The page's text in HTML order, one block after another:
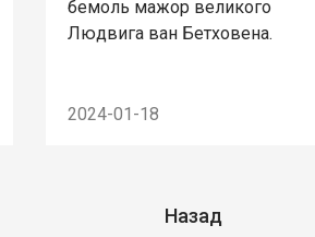
бемоль мажор великого
Людвига ван Бетховена.
2024-01-18
Назад